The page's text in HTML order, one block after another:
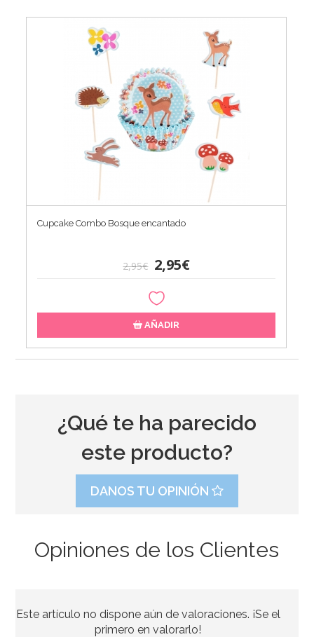
Cupcake Combo Bosque encantado
2,95€ 2,95€
AÑADIR
2,60€ 2,60€
¿Qué te ha parecido
este producto?
DANOS TU OPINIÓN
Opiniones de los Clientes
Este artículo no dispone aún de valoraciones. ¡Se el
primero en valorarlo!